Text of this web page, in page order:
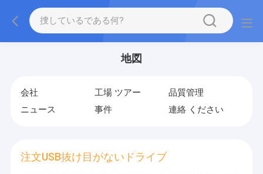
地図
会社 工場 ツアー
品質管理
ニュース
事件 連絡 ください
注文USB抜け目がないドライブ